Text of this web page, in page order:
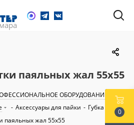
паяльных жал 55х55
ОБОРУДОВАНИЕ
-
- Аксессуары для пайки - Губка для
паяльных жал 55х55
0